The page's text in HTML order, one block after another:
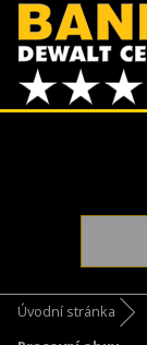
Úvodní stránka